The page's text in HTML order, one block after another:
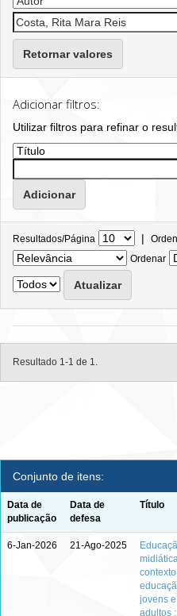
Retornar valores
Adicionar filtros:
Utilizar filtros para refinar o
Resultados/Página |
Ordenar
Resultado 1-1 de 1.
Conjunto de itens:
Data de
publicação
Data de
defesa
Título
6-Jan-2026 21-Ago-2025
jovens e
adultos :